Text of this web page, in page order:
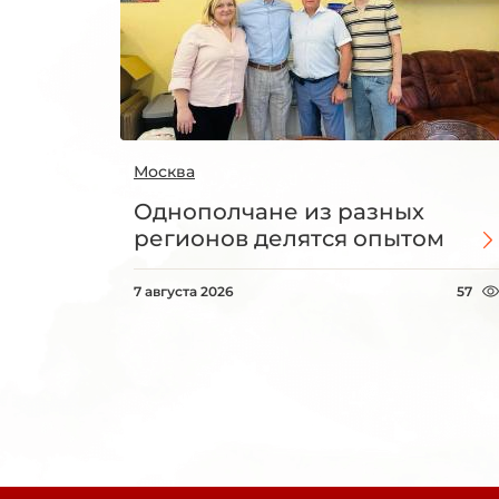
Москва
Однополчане из разных
регионов делятся опытом
7 августа 2026 57